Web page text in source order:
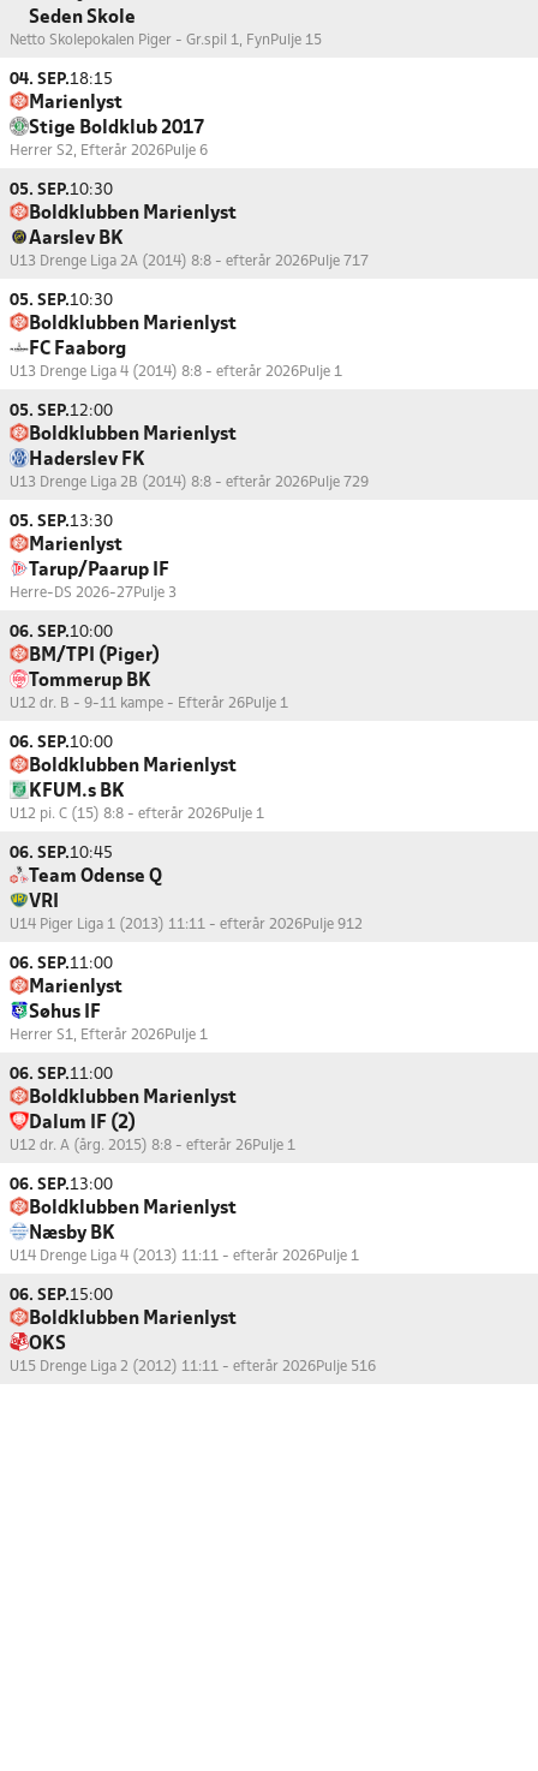
Seden Skole
Netto Skolepokalen Piger - Gr.spil 1, Fyn Pulje 15
04. SEP.18:15
Marienlyst
Stige Boldklub 2017
Herrer S2, Efterår 2026Pulje 6
05. SEP.10:30
Boldklubben Marienlyst
Aarslev BK
U13 Drenge Liga 2A (2014) 8:8 - efterår 2026Pulje 717
05. SEP.10:30
Boldklubben Marienlyst
FC Faaborg
U13 Drenge Liga 4 (2014) 8:8 - efterår 2026Pulje 1
05. SEP.12:00
Boldklubben Marienlyst
Haderslev FK
U13 Drenge Liga 2B (2014) 8:8 - efterår 2026Pulje 729
05. SEP.13:30
Marienlyst
Tarup/Paarup IF
Herre-DS 2026-27 Pulje 3
06. SEP.10:00
BM/TPI (Piger)
Tommerup BK
U12 dr. B - 9-11 kampe - Efterår 26Pulje 1
06. SEP.10:00
Boldklubben Marienlyst
KFUM.s BK
U12 pi. C (15) 8:8 - efterår 2026Pulje 1
06. SEP.10:45
Team Odense Q
VRI
U14 Piger Liga 1 (2013) 11:11 - efterår 2026Pulje 912
06. SEP.11:00
Marienlyst
Søhus IF
Herrer S1, Efterår 2026Pulje 1
06. SEP.11:00
Boldklubben Marienlyst
Dalum IF (2)
U12 dr. A (årg. 2015) 8:8 - efterår 26Pulje 1
06. SEP.13:00
Boldklubben Marienlyst
Næsby BK
U14 Drenge Liga 4 (2013) 11:11 - efterår 2026Pulje 1
06. SEP.15:00
Boldklubben Marienlyst
OKS
U15 Drenge Liga 2 (2012) 11:11 - efterår 2026Pulje 516